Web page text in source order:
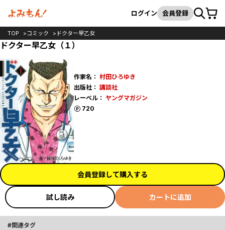
検索
ログイン 会員登録カート
TOP コミック ドクター早乙女
ドクター早乙女（１）
作家名： 村田ひろゆき
出版社： 講談社
レーベル： ヤングマガジン
720
ポイント
会員登録して購入する
試し読み カートに追加
関連タグ